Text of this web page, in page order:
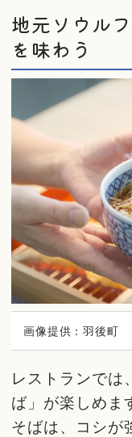
地元ソウル
を味わう
画像提供：羽後町
レストランでは
ば」が楽しめま
そばは、コシが